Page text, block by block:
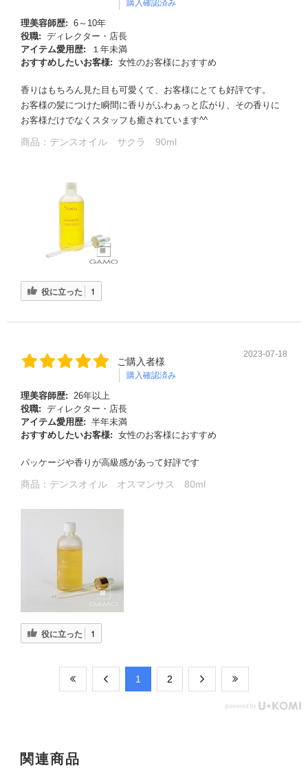
購入確認済み
理美容師歴: 6～10年
役職: ディレクター・店長
アイテム愛用歴:
１年未満
おすすめしたいお客様: 女性のお客様におすすめ
香りはもちろん見た目も可愛くて、お客様にとても好評です。
お客様の髪につけた瞬間に香りがふわぁっと広がり、その香りに
お客様だけでなくスタッフも癒されています^^
商品： デンスオイル サクラ 90ml
役に立った 1
ご購入者様
購入確認済み
2023-07-18
理美容師歴:
26年以上
役職: ディレクター・店長
アイテム愛用歴: 半年未満
おすすめしたいお客様: 女性のお客様におすすめ
パッケージや香りが高級感があって好評です
商品： デンスオイル オスマンサス 80ml
役に立った 1
​1 ​2
関連商品